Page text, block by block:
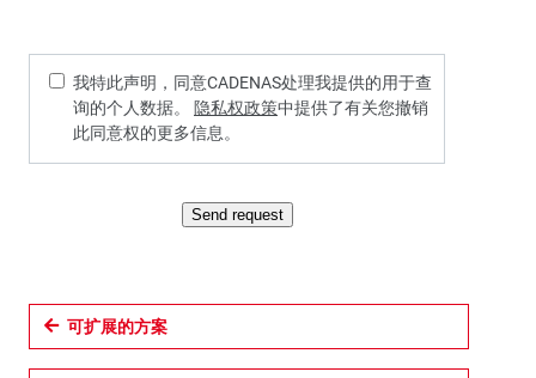
我特此声明，同意CADENAS处理我提供的用于查
询的个人数据。 隐私权政策中提供了有关您撤销
此同意权的更多信息。
Send request
可扩展的方案